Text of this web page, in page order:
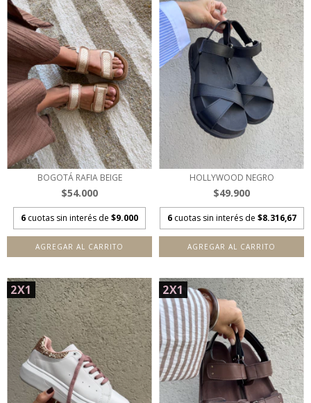
BOGOTÁ RAFIA BEIGE
$54.000
6 cuotas sin interés de $9.000
AGREGAR AL CARRITO
HOLLYWOOD NEGRO
$49.900
6 cuotas sin interés de $8.316,67
AGREGAR AL CARRITO
2X1 2X1